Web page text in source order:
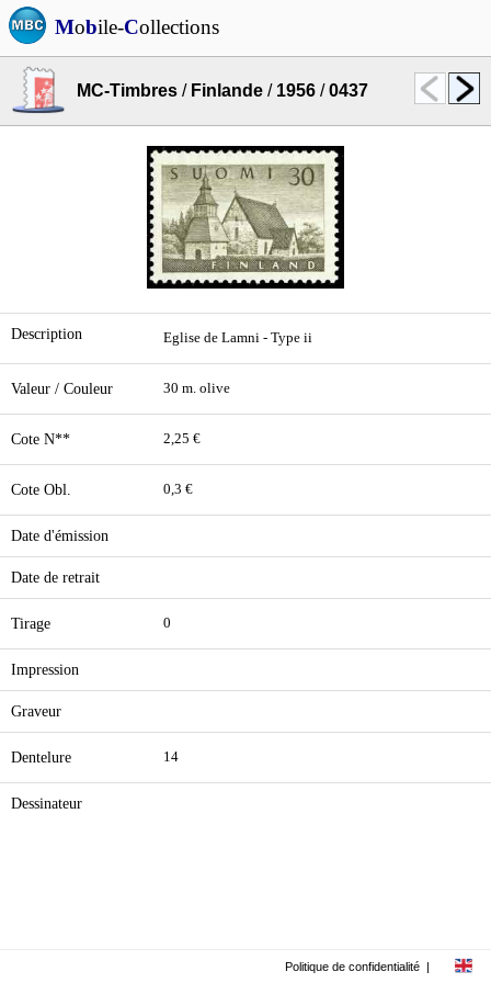
Mobile-Collections
MC-Timbres / Finlande / 1956 /0437
Description Eglise de Lamni - Type ii
Valeur / Couleur 30 m. olive
Cote N** 2,25 €
Cote Obl. 0,3 €
Date d'émission
Date de retrait
Tirage 0
Impression
Graveur
Dentelure 14
Dessinateur
Politique de confidentialité |